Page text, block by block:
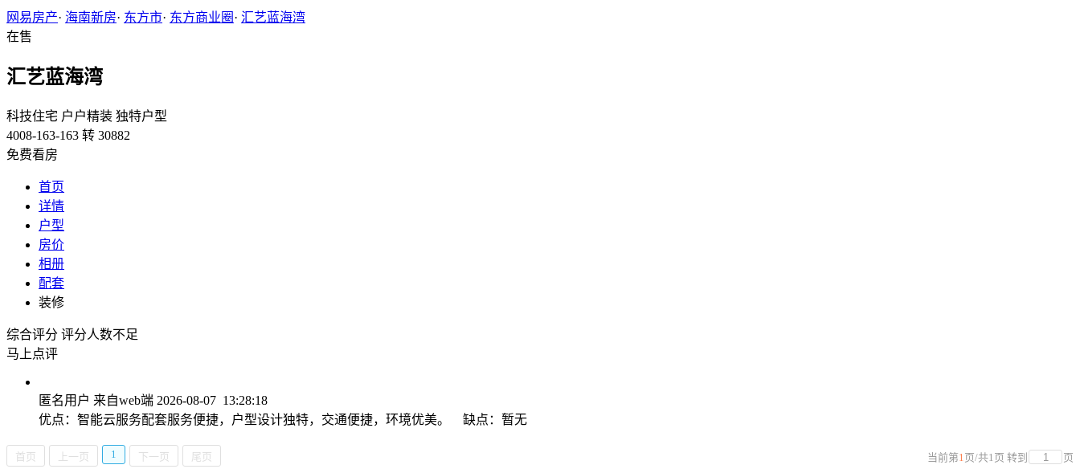
网易房产· 海南新房· 东方市· 东方商业圈 · 汇艺蓝海湾
在售
汇艺蓝海湾
科技住宅 户户精装 独特户型
4008-163-163 转 30882
免费看房
首页
详情
户型
房价
相册
配套
装修
综合评分 评分人数不足
马上点评
匿名用户 来自web端 2026-08-07 13:28:18
优点：智能云服务配套服务便捷，户型设计独特，交通便捷，环境优美。 缺点：暂无
首页 上一页 1 下一页 尾页 当前第1 页/共1 页 转到 页